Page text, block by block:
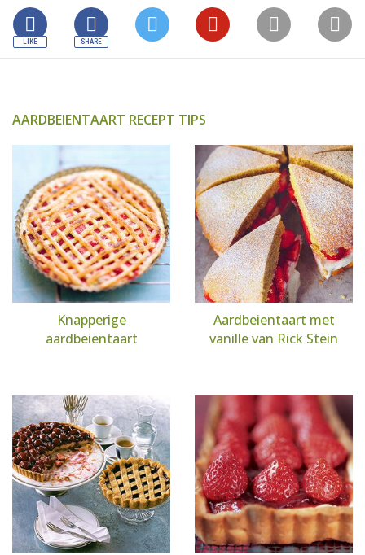
AARDBEIENTAART RECEPT TIPS
Knapperige
aardbeientaart
Aardbeientaart met
vanille van Rick Stein